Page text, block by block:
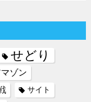
せどり
ゾン
サイト